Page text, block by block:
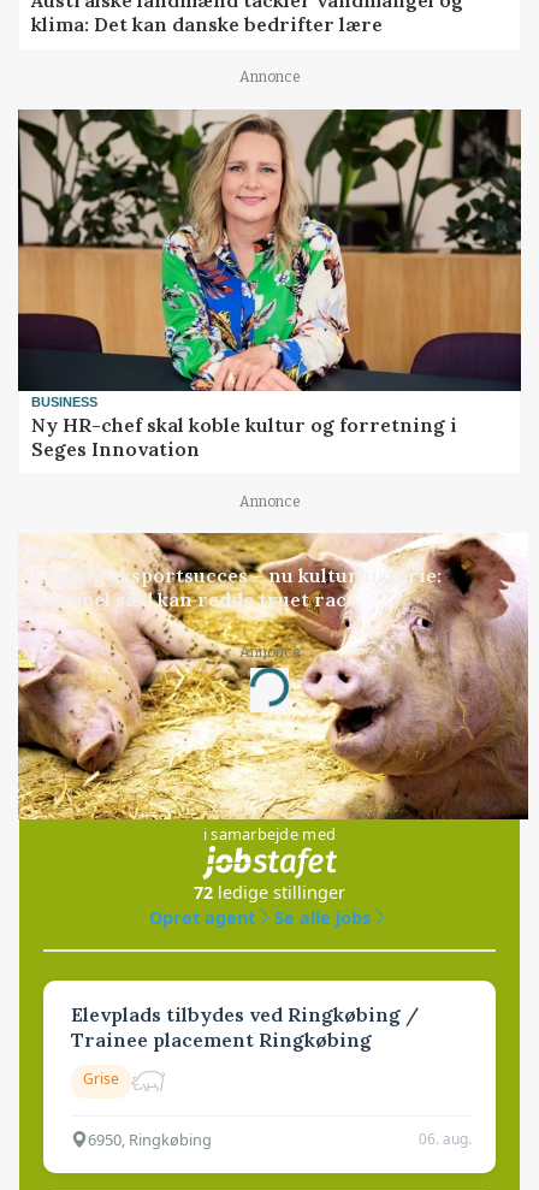
klima: Det kan danske bedrifter lære
Annonce
BUSINESS
Ny HR-chef skal koble kultur og forretning i
Seges Innovation
Annonce
GRISE
Engang eksportsucces – nu kulturhistorie:
Gammel sæd kan redde truet race
Annonce
Loading...
Jobs
i samarbejde med
72 ledige stillinger
Opret agent
Se alle jobs
Elevplads tilbydes ved Ringkøbing /
Trainee placement Ringkøbing
Grise
6950, Ringkøbing 06. aug.